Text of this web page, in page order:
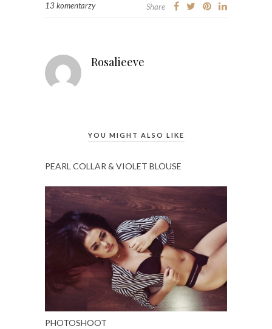
13 komentarzy Share
Rosalieeve
YOU MIGHT ALSO LIKE
PEARL COLLAR & VIOLET BLOUSE
PHOTOSHOOT